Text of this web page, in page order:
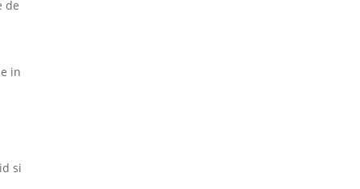
de
in
si